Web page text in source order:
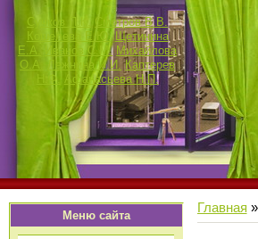
Сучков П.К. Смотров В.В.
Кошелева Е.Ю. Щетинина
Е.А.
Иванов С.М. Михайлова
О.А.
Лежнина И.И. Каптерев
Н.Ф. Афанасьева Н.П.
Меню сайта
Главная »